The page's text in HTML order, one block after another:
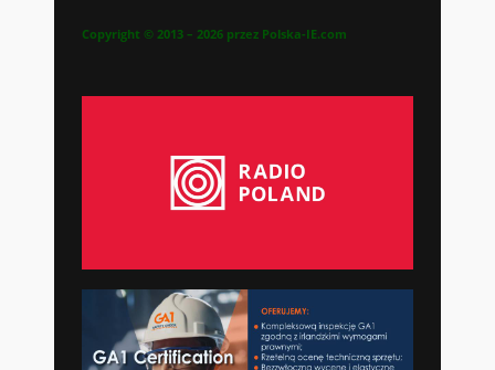
Copyright © 2013 – 2026 przez Polska-IE.com